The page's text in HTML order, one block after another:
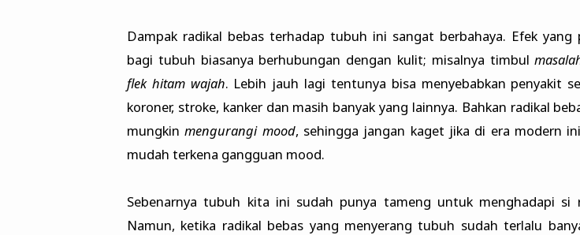
Dampak radikal bebas terhadap tubuh ini sangat berbahaya. Efek yang
bagi tubuh biasanya berhubungan dengan kulit; misalnya timbul
flek hitam wajah. Lebih jauh lagi tentunya bisa menyebabkan penyakit
koroner, stroke, kanker dan masih banyak yang lainnya. Bahkan radikal
mungkinmengurangi mood, sehingga jangan kaget jika di era modern
mudah terkena gangguan mood.
Sebenarnya tubuh kita ini sudah punya tameng untuk menghadapi si
Namun, ketika radikal bebas yang menyerang tubuh sudah terlalu